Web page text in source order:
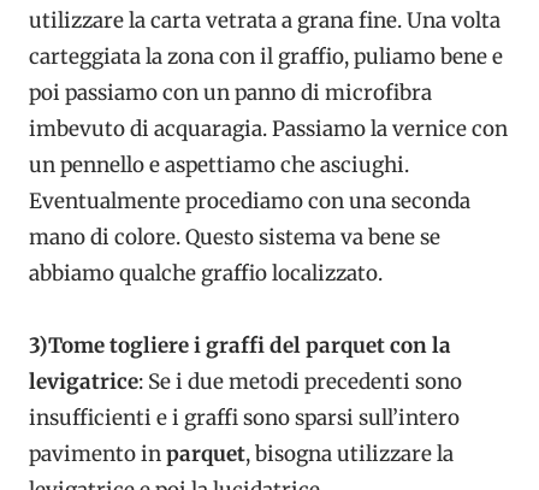
utilizzare la carta vetrata a grana fine. Una volta
carteggiata la zona con il graffio, puliamo bene e
poi passiamo con un panno di microfibra
imbevuto di acquaragia. Passiamo la vernice con
un pennello e aspettiamo che asciughi.
Eventualmente procediamo con una seconda
mano di colore. Questo sistema va bene se
abbiamo qualche graffio localizzato.
3)Tome togliere i graffi del parquet con la
levigatrice: Se i due metodi precedenti sono
insufficienti e i graffi sono sparsi sull’intero
pavimento inparquet, bisogna utilizzare la